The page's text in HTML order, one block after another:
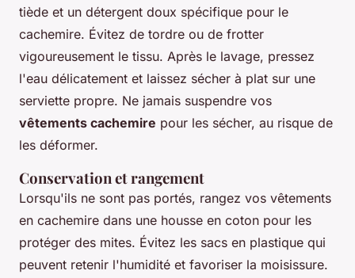
tiède et un détergent doux spécifique pour le
cachemire. Évitez de tordre ou de frotter
vigoureusement le tissu. Après le lavage, pressez
l'eau délicatement et laissez sécher à plat sur une
serviette propre. Ne jamais suspendre vos
vêtements cachemire pour les sécher, au risque de
les déformer.
Conservation et rangement
Lorsqu'ils ne sont pas portés, rangez vos vêtements
en cachemire dans une housse en coton pour les
protéger des mites. Évitez les sacs en plastique qui
peuvent retenir l'humidité et favoriser la moisissure.